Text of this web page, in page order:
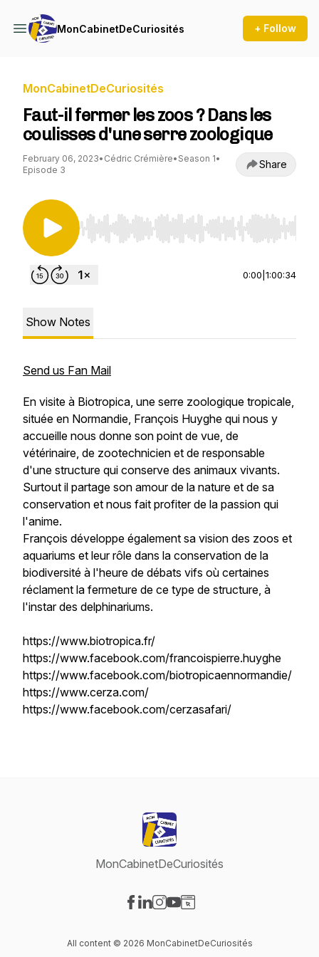
MonCabinetDeCuriosités + Follow
MonCabinetDeCuriosités
Faut-il fermer les zoos ? Dans les
coulisses d'une serre zoologique
February 06, 2023• Cédric Crémière• Season 1•
Episode 3
Share
Use Left/Right to seek, Home/End to jump to
0:00 1:00:34
Show Notes
Send us Fan Mail
En visite à Biotropica, une serre zoologique tropicale,
située en Normandie, François Huyghe qui nous y
accueille nous donne son point de vue, de
vétérinaire, de zootechnicien et de responsable
d'une structure qui conserve des animaux vivants.
Surtout il partage son amour de la nature et de sa
conservation et nous fait profiter de la passion qui
l'anime.
François développe également sa vision des zoos et
aquariums et leur rôle dans la conservation de la
biodiversité à l'heure de débats vifs où certaines
réclament la fermeture de ce type de structure, à
l'instar des delphinariums.
https://www.biotropica.fr/
https://www.facebook.com/francoispierre.huyghe
https://www.facebook.com/biotropicaennormandie/
https://www.cerza.com/
https://www.facebook.com/cerzasafari/
MonCabinetDeCuriosités
All content © 2026 MonCabinetDeCuriosités